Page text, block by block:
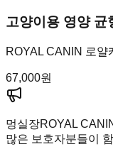
고양이용 영양
ROYAL CANIN 로얄
67,000원
멍실장ROYAL
많은 보호자분들이